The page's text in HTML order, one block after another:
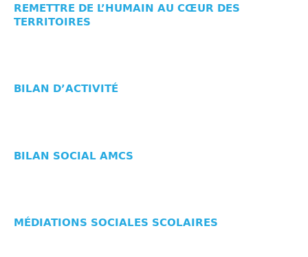
REMETTRE DE L’HUMAIN AU CŒUR DES
TERRITOIRES
BILAN D’ACTIVITÉ
BILAN SOCIAL AMCS
MÉDIATIONS SOCIALES SCOLAIRES